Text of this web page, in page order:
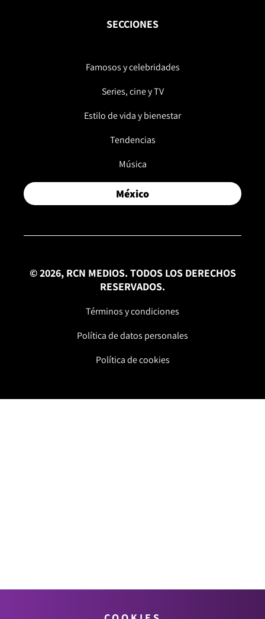
SECCIONES
Famosos y celebridades
Series, cine y TV
Estilo de vida y bienestar
Tendencias
Música
México
© 2026, RCN MEDIOS. TODOS LOS DERECHOS
RESERVADOS.
Términos y condiciones
Política de datos personales
Política de cookies